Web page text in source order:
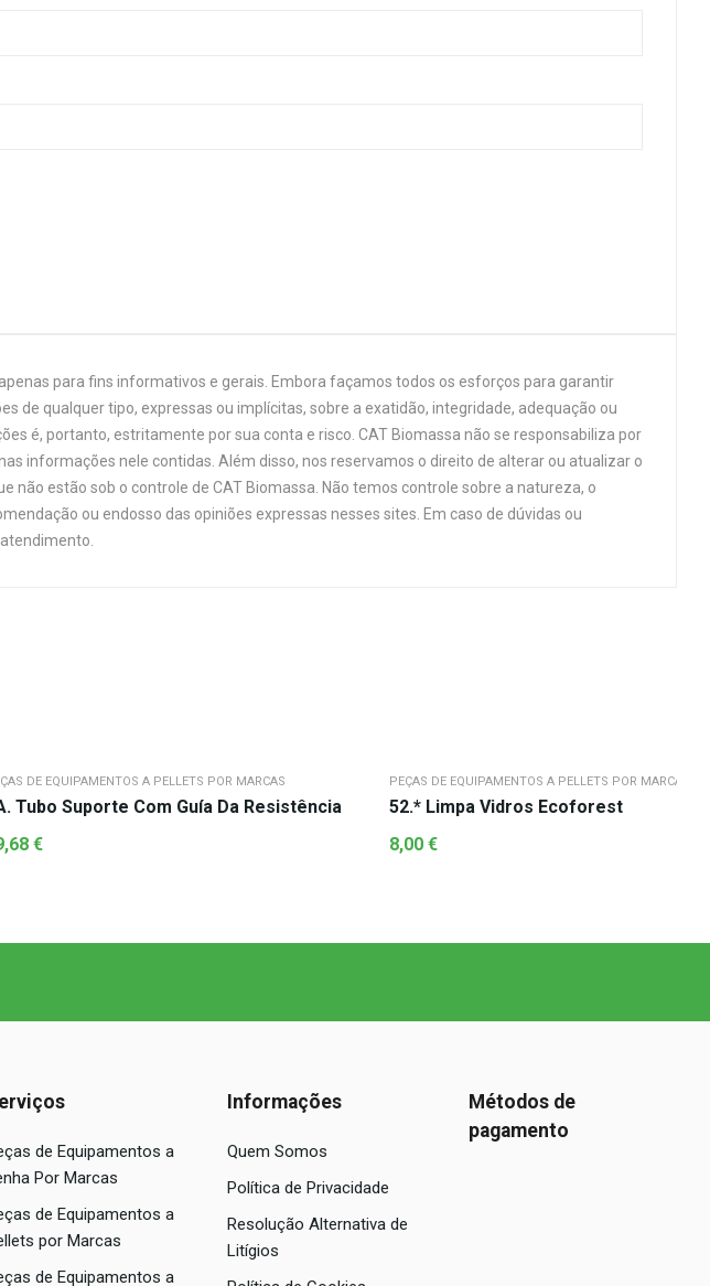
para fins informativos e gerais. Embora façamos todos os esforços para garantir
qualquer tipo, expressas ou implícitas, sobre a exatidão, integridade, adequação ou
é, portanto, estritamente por sua conta e risco. CAT Biomassa não se responsabiliza por
informações nele contidas. Além disso, nos reservamos o direito de alterar ou atualizar o
estão sob o controle de CAT Biomassa. Não temos controle sobre a natureza, o
ou endosso das opiniões expressas nesses sites. Em caso de dúvidas ou
DE EQUIPAMENTOS A PELLETS POR MARCAS
Tubo Suporte Com Guía Da Resistência
€
PEÇAS DE EQUIPAMENTOS A PELLETS POR MARCAS
52.* Limpa Vidros Ecoforest
8,00 €
de Equipamentos a
Por Marcas
de Equipamentos a
por Marcas
de Equipamentos a
Informações
Quem Somos
Política de Privacidade
Resolução Alternativa de
Litígios
Métodos de
pagamento